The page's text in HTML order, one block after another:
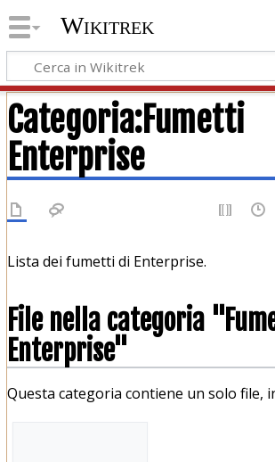
Wikitrek
Categoria:Fumetti
Enterprise
Lista dei fumetti di Enterprise.
File nella categoria
Enterprise"
Questa categoria contiene un solo file,